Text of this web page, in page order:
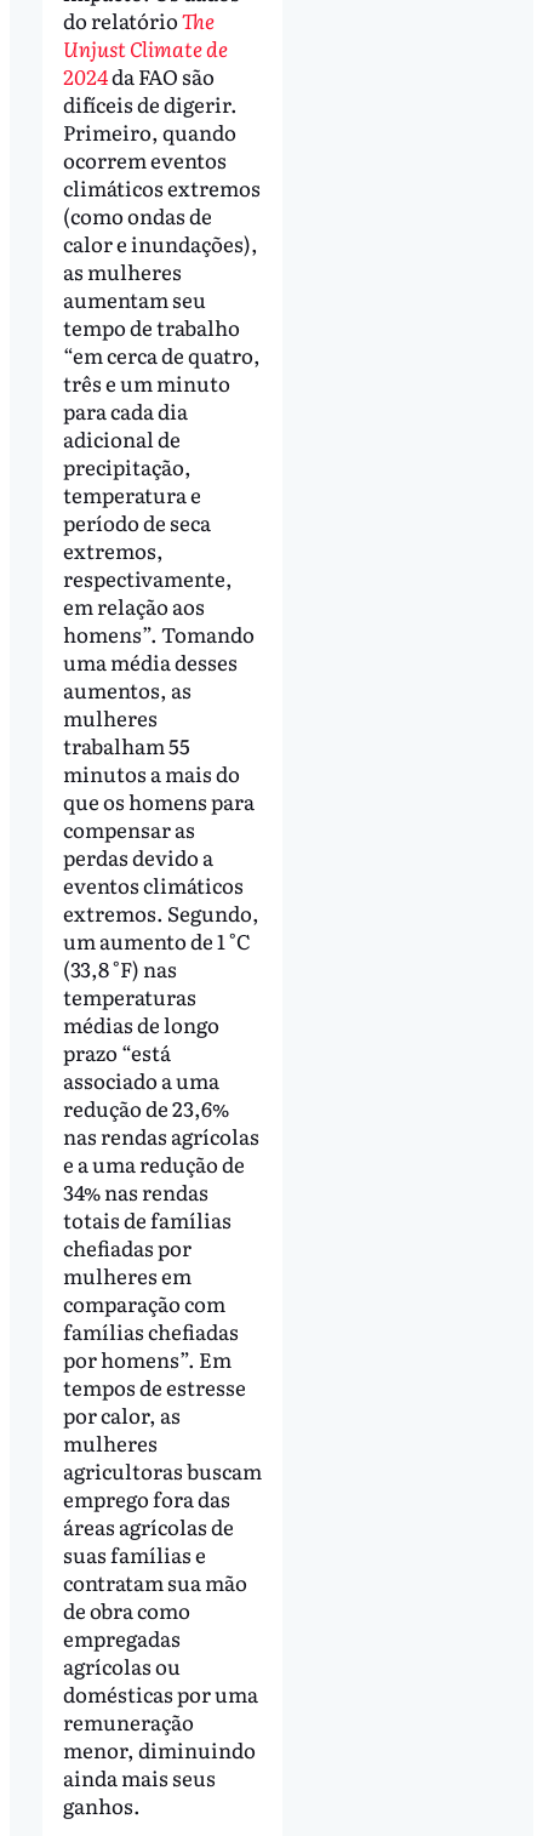
do relatórioThe
Unjust Climate de
2024da FAO são
difíceis de digerir.
Primeiro, quando
ocorrem eventos
climáticos extremos
(como ondas de
calor e inundações),
as mulheres
aumentam seu
tempo de trabalho
“em cerca de quatro,
três e um minuto
para cada dia
adicional de
precipitação,
temperatura e
período de seca
extremos,
respectivamente,
em relação aos
homens”. Tomando
uma média desses
aumentos, as
mulheres
trabalham 55
minutos a mais do
que os homens para
compensar as
perdas devido a
eventos climáticos
extremos. Segundo,
um aumento de 1 °C
(33,8 °F) nas
temperaturas
médias de longo
prazo “está
associado a uma
redução de 23,6%
nas rendas agrícolas
e a uma redução de
34% nas rendas
totais de famílias
chefiadas por
mulheres em
comparação com
famílias chefiadas
por homens”. Em
tempos de estresse
por calor, as
mulheres
agricultoras buscam
emprego fora das
áreas agrícolas de
suas famílias e
contratam sua mão
de obra como
empregadas
agrícolas ou
domésticas por uma
remuneração
menor, diminuindo
ainda mais seus
ganhos.